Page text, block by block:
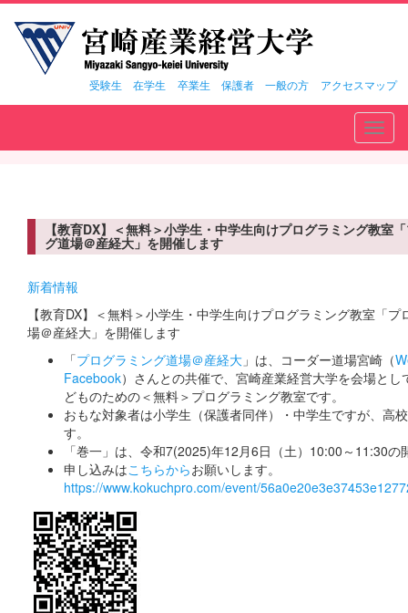
受験生 在学生 卒業生 保護者 一般の方 アクセスマップ
【教育DX】＜無料＞小学生・中学生向けプログラミング教室
グ道場＠産経大」を開催します
新着情報
【教育DX】＜無料＞小学生・中学生向けプログラミング教室「プ
場＠産経大」を開催します
「プログラミング道場＠産経大 」は、コーダー道場宮崎（
Facebook）さんとの共催で、宮崎産業経営大学を会場とし
どものための＜無料＞プログラミング教室です。
おもな対象者は小学生（保護者同伴）・中学生ですが、高
す。
「巻一」は、令和7(2025)年12月6日（土）10:00～11:30の
申し込みはこちらからお願いします。
https://www.kokuchpro.com/event/